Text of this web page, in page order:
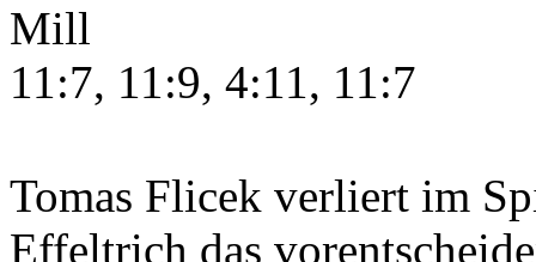
Mill –
11:7, 11:9, 4:11,
Tomas Flicek verliert im
Effeltrich das